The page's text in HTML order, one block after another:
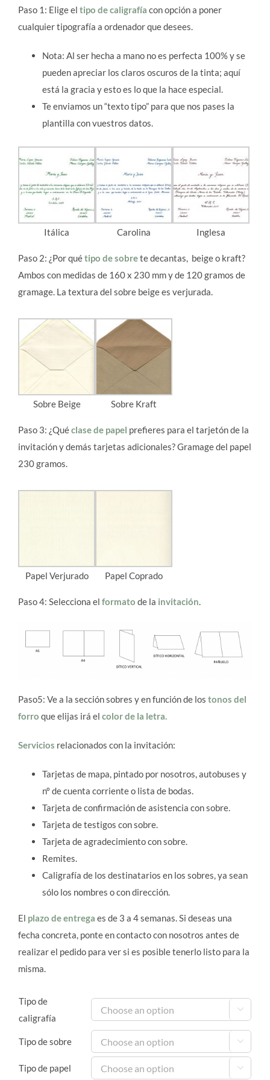
Paso 1: Elige el tipo de caligrafía con opción a poner
cualquier tipografía a ordenador que desees.
Nota: Al ser hecha a mano no es perfecta 100% y se
pueden apreciar los claros oscuros de la tinta; aquí
está la gracia y esto es lo que la hace especial.
Te enviamos un “texto tipo” para que nos pases la
plantilla con vuestros datos.
Itálica Carolina Inglesa
Paso 2: ¿Por quétipo de sobrete decantas, beige o kraft?
Ambos con medidas de 160 x 230 mm y de 120 gramos de
gramage. La textura del sobre beige es verjurada.
Sobre Beige Sobre Kraft
Paso 3: ¿Quéclase de papel prefieres para el tarjetón de la
invitación y demás tarjetas adicionales? Gramage del papel
230 gramos.
Papel Verjurado Papel Coprado
Paso 4: Selecciona el formato de la invitación.
Paso5: Ve a la sección sobres y en función de los tonos del
forro que elijas irá el color de la letra.
Servicios relacionados con la invitación:
Tarjetas de mapa, pintado por nosotros, autobuses y
nº de cuenta corriente o lista de bodas.
Tarjeta de confirmación de asistencia con sobre.
Tarjeta de testigos con sobre.
Tarjeta de agradecimiento con sobre.
Remites.
Caligrafía de los destinatarios en los sobres, ya sean
sólo los nombres o con dirección.
El plazo de entrega es de 3 a 4 semanas. Si deseas una
fecha concreta, ponte en contacto con nosotros antes de
realizar el pedido para ver si es posible tenerlo listo para la
misma.
Tipo de
caligrafía

Tipo de sobre 
Tipo de papel 